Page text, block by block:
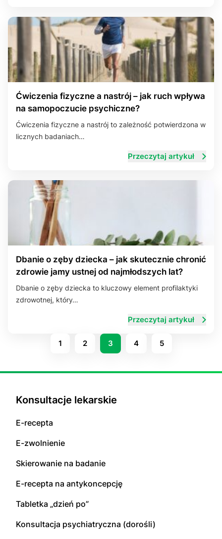
Ćwiczenia fizyczne a nastrój – jak ruch wpływa
na samopoczucie psychiczne?
Ćwiczenia fizyczne a nastrój to zależność potwierdzona w
licznych badaniach…
Przeczytaj artykuł
Dbanie o zęby dziecka – jak skutecznie chronić
zdrowie jamy ustnej od najmłodszych lat?
Dbanie o zęby dziecka to kluczowy element profilaktyki
zdrowotnej, który…
Przeczytaj artykuł
1 2 3 4 5
Konsultacje lekarskie
E-recepta
E-zwolnienie
Skierowanie na badanie
E-recepta na antykoncepcję
Tabletka „dzień po”
Konsultacja psychiatryczna (dorośli)